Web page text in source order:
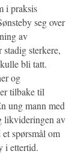
i praksis
seg over
av
sterkere,
bli tatt.
og
tilbake til
ung mann med
likvideringen av
spørsmål om
i ettertid.